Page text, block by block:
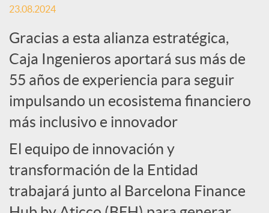
e
s
S
o
c
23.08.2024
Gracias a esta alianza estratégica,
Caja Ingenieros aportará sus más de
55 años de experiencia para seguir
impulsando un ecosistema financiero
más inclusivo e innovador
El equipo de innovación y
transformación de la Entidad
trabajará junto al Barcelona Finance